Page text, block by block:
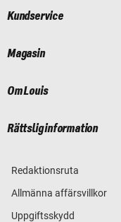
Kundservice
Magasin
Om Louis
Rättslig information
Redaktionsruta
Allmänna affärsvillkor
Uppgiftsskydd